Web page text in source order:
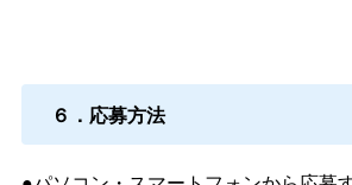
６．応募方法